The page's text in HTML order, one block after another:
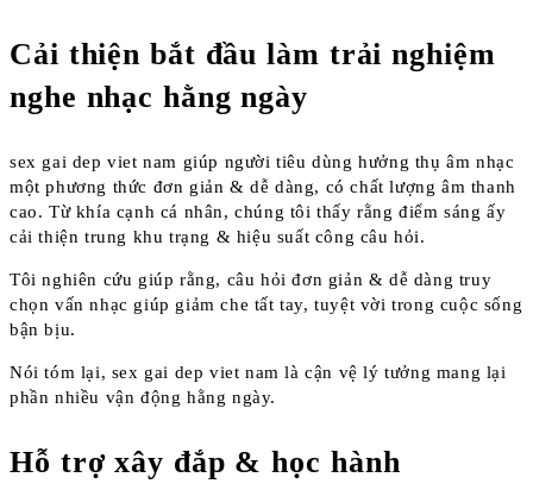
Cải thiện bắt đầu làm trải nghiệm
nghe nhạc hằng ngày
sex gai dep viet nam giúp người tiêu dùng hưởng thụ âm nhạc
một phương thức đơn giản & dễ dàng, có chất lượng âm thanh
cao. Từ khía cạnh cá nhân, chúng tôi thấy rằng điểm sáng ấy
cải thiện trung khu trạng & hiệu suất công câu hỏi.
Tôi nghiên cứu giúp rằng, câu hỏi đơn giản & dễ dàng truy
chọn vấn nhạc giúp giảm che tất tay, tuyệt vời trong cuộc sống
bận bịu.
Nói tóm lại, sex gai dep viet nam là cận vệ lý tưởng mang lại
phần nhiều vận động hằng ngày.
Hỗ trợ xây đắp & học hành